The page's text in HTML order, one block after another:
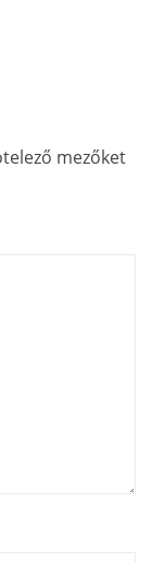
mezőket